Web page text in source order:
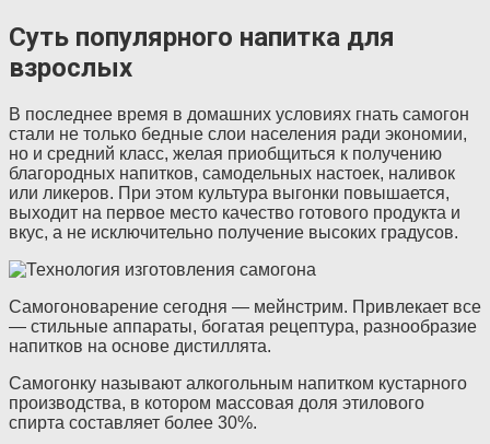
Суть популярного напитка для
взрослых
В последнее время в домашних условиях гнать самогон
стали не только бедные слои населения ради экономии,
но и средний класс, желая приобщиться к получению
благородных напитков, самодельных настоек, наливок
или ликеров. При этом культура выгонки повышается,
выходит на первое место качество готового продукта и
вкус, а не исключительно получение высоких градусов.
Самогоноварение сегодня — мейнстрим. Привлекает все
— стильные аппараты, богатая рецептура, разнообразие
напитков на основе дистиллята.
Самогонку называют алкогольным напитком кустарного
производства, в котором массовая доля этилового
спирта составляет более 30%.